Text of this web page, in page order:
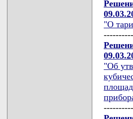
"О
----------
"Об
----------